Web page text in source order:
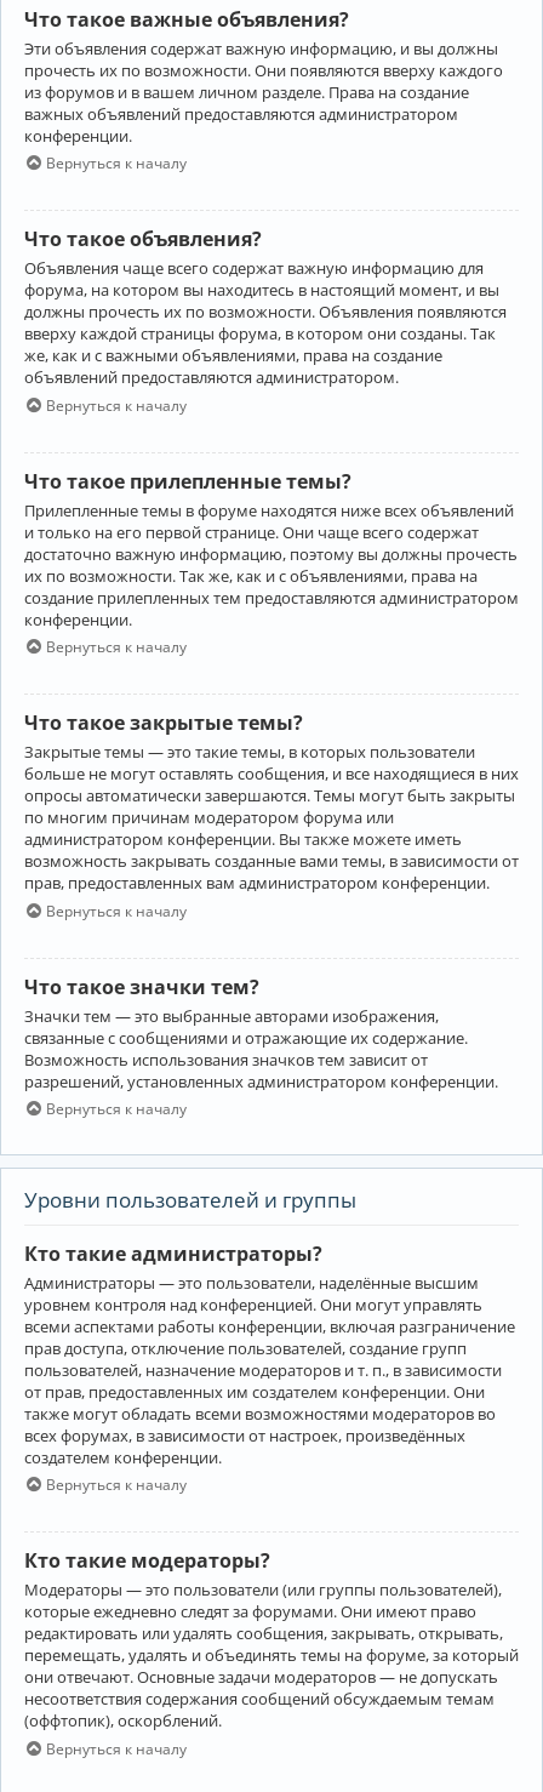
Что такое важные объявления?
Эти объявления содержат важную информацию, и вы должны
прочесть их по возможности. Они появляются вверху каждого
из форумов и в вашем личном разделе. Права на создание
важных объявлений предоставляются администратором
конференции.
Вернуться к началу
Что такое объявления?
Объявления чаще всего содержат важную информацию для
форума, на котором вы находитесь в настоящий момент, и вы
должны прочесть их по возможности. Объявления появляются
вверху каждой страницы форума, в котором они созданы. Так
же, как и с важными объявлениями, права на создание
объявлений предоставляются администратором.
Вернуться к началу
Что такое прилепленные темы?
Прилепленные темы в форуме находятся ниже всех объявлений
и только на его первой странице. Они чаще всего содержат
достаточно важную информацию, поэтому вы должны прочесть
их по возможности. Так же, как и с объявлениями, права на
создание прилепленных тем предоставляются администратором
конференции.
Вернуться к началу
Что такое закрытые темы?
Закрытые темы — это такие темы, в которых пользователи
больше не могут оставлять сообщения, и все находящиеся в них
опросы автоматически завершаются. Темы могут быть закрыты
по многим причинам модератором форума или
администратором конференции. Вы также можете иметь
возможность закрывать созданные вами темы, в зависимости от
прав, предоставленных вам администратором конференции.
Вернуться к началу
Что такое значки тем?
Значки тем — это выбранные авторами изображения,
связанные с сообщениями и отражающие их содержание.
Возможность использования значков тем зависит от
разрешений, установленных администратором конференции.
Вернуться к началу
Уровни пользователей и группы
Кто такие администраторы?
Администраторы — это пользователи, наделённые высшим
уровнем контроля над конференцией. Они могут управлять
всеми аспектами работы конференции, включая разграничение
прав доступа, отключение пользователей, создание групп
пользователей, назначение модераторов и т. п., в зависимости
от прав, предоставленных им создателем конференции. Они
также могут обладать всеми возможностями модераторов во
всех форумах, в зависимости от настроек, произведённых
создателем конференции.
Вернуться к началу
Кто такие модераторы?
Модераторы — это пользователи (или группы пользователей),
которые ежедневно следят за форумами. Они имеют право
редактировать или удалять сообщения, закрывать, открывать,
перемещать, удалять и объединять темы на форуме, за который
они отвечают. Основные задачи модераторов — не допускать
несоответствия содержания сообщений обсуждаемым темам
(оффтопик), оскорблений.
Вернуться к началу